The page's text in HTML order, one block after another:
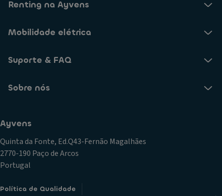
Renting na Ayvens
Mobilidade elétrica
Suporte & FAQ
Sobre nós
Ayvens
Quinta da Fonte, Ed.Q43-Fernão Magalhães
2770-190 Paço de Arcos
Portugal
Política de Qualidade